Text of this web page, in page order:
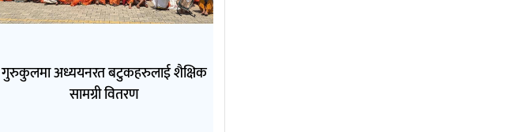
गुरुकुलमा अध्ययनरत बटुकहरुलाई शैक्षिक
सामग्री वितरण